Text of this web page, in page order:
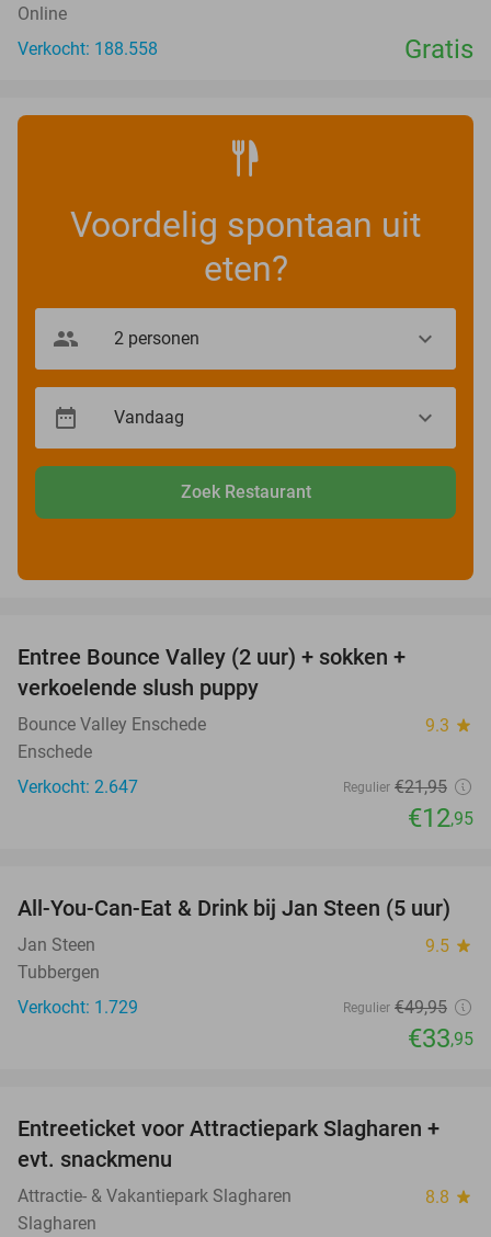
Online
Verkocht: 188.558
Gratis
Voordelig spontaan uit
eten?
Zoek Restaurant
Entree Bounce Valley (2 uur) + sokken +
verkoelende slush puppy
Bounce Valley Enschede 9.3 star
Enschede
Verkocht: 2.647
Regulier €21,95
€12,95
32%
All-You-Can-Eat & Drink bij Jan Steen (5 uur)
Jan Steen 9.5 star
Tubbergen
Verkocht: 1.729
Regulier €49,95
€33,95
41%
Entreeticket voor Attractiepark Slagharen +
evt. snackmenu
Attractie- & Vakantiepark Slagharen 8.8 star
Slagharen